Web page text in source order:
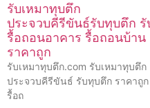
รับเหมาทุบตึก
ประจวบคีรีขันธ์รับทุบตึก รั
รื้อถอนอาคาร รื้อถอนบ้าน
ราคาถูก
รับเหมาทุบตึก.com รับเหมาทุบตึก
ประจวบคีรีขันธ์ รับทุบตึก ราคาถูก
รื้อถ